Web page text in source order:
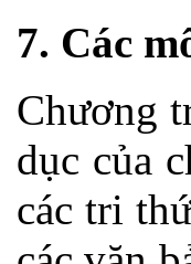
7. Các
Chương
dục của
các tri